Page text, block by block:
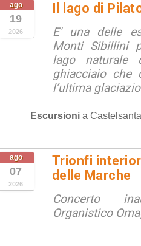
ago
19
2026
Il lago di
E' una delle
Monti Sibillini
lago naturale
ghiacciaio che
l’ultima
Escursioni a
ago
07
2026
Trionfi
delle Marche
Concerto
Organistico